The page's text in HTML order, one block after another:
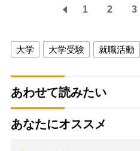
1 2 3
大学 大学受験 就職活動
あわせて読みたい
あなたにオススメ